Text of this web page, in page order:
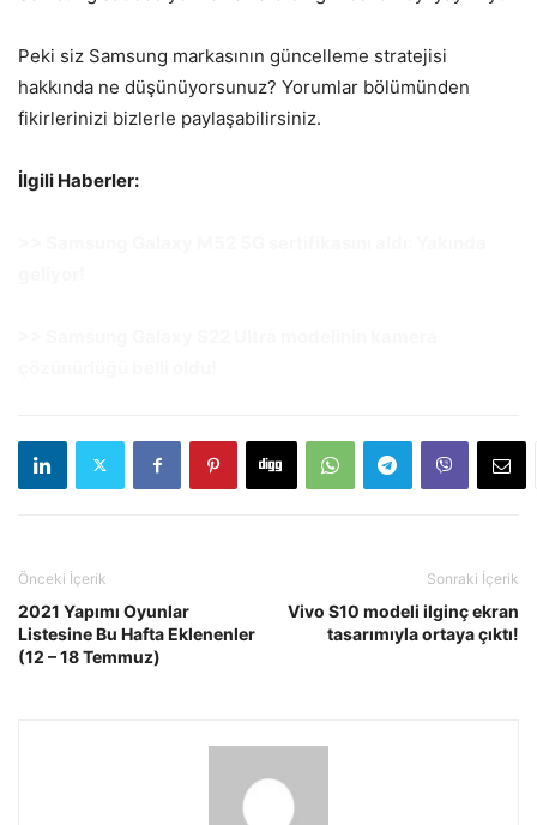
Peki siz Samsung markasının güncelleme stratejisi
hakkında ne düşünüyorsunuz? Yorumlar bölümünden
fikirlerinizi bizlerle paylaşabilirsiniz.
İlgili Haberler:
Önceki İçerik
2021 Yapımı Oyunlar
Listesine Bu Hafta Eklenenler
(12 – 18 Temmuz)
Sonraki İçerik
Vivo S10 modeli ilginç ekran
tasarımıyla ortaya çıktı!